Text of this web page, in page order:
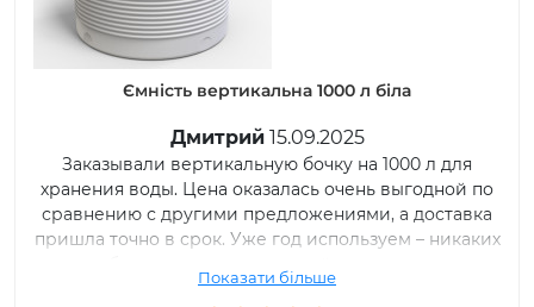
Ємність вертикальна 1000 л вузька біла
Иван11.09.2025
Купили два дня назад емкость вертикальную на
1000л. Спасибо компании ТОВ РОТО ЕВРОПЛАСТ и
менеджеру, который сразу обратил мое внимание
на ширину дверного проема и посоветовал взять
подключили, все отлично работает.
Показати більше